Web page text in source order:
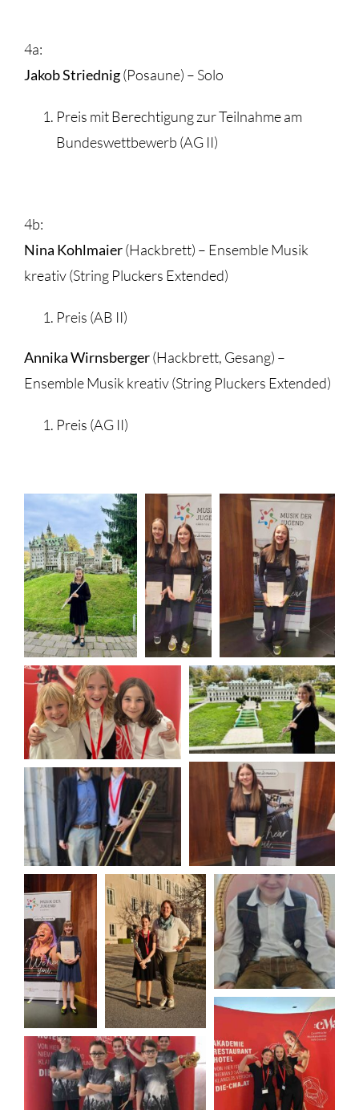
4a:
Jakob Striednig(Posaune) – Solo
Preis mit Berechtigung zur Teilnahme am
Bundeswettbewerb (AG II)
4b:
Nina Kohlmaier(Hackbrett) – Ensemble Musik
kreativ (String Pluckers Extended)
Preis (AB II)
Annika Wirnsberger(Hackbrett, Gesang) –
Ensemble Musik kreativ (String Pluckers Extended)
Preis (AG II)